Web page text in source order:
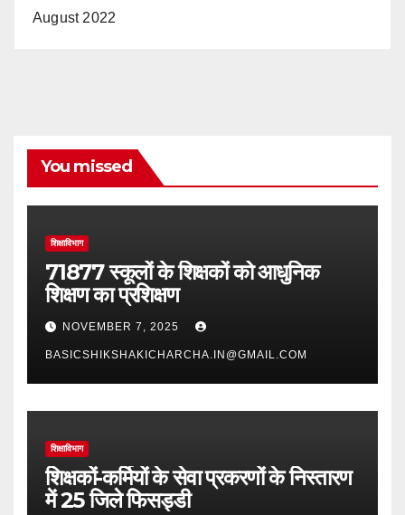
August 2022
You missed
शिक्षाविभाग
71877 स्कूलों के शिक्षकों को आधुनिक
शिक्षण का प्रशिक्षण
NOVEMBER 7, 2025
BASICSHIKSHAKICHARCHA.IN@GMAIL.COM
शिक्षाविभाग
शिक्षकों-कर्मियों के सेवा प्रकरणों के निस्तारण
में 25 जिले फिसड्डी